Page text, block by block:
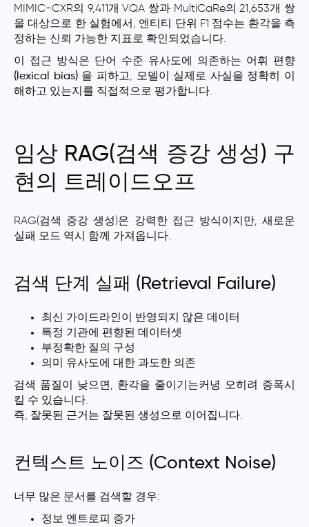
MIMIC-CXR의 9,411개 VQA 쌍과 MultiCaRe의 21,653개 쌍
을 대상으로 한 실험에서, 엔티티 단위 F1 점수는 환각을 측
정하는 신뢰 가능한 지표로 확인되었습니다.
이 접근 방식은 단어 수준 유사도에 의존하는 어휘 편향
(lexical bias)을 피하고, 모델이 실제로 사실을 정확히 이
해하고 있는지를 직접적으로 평가합니다.
임상 RAG(검색 증강 생성) 구
현의 트레이드오프
RAG(검색 증강 생성)은 강력한 접근 방식이지만, 새로운
실패 모드 역시 함께 가져옵니다.
검색 단계 실패 (Retrieval Failure)
최신 가이드라인이 반영되지 않은 데이터
특정 기관에 편향된 데이터셋
부정확한 질의 구성
의미 유사도에 대한 과도한 의존
검색 품질이 낮으면, 환각을 줄이기는커녕 오히려 증폭시
킬 수 있습니다.
즉, 잘못된 근거는 잘못된 생성으로 이어집니다.
컨텍스트 노이즈 (Context Noise)
너무 많은 문서를 검색할 경우:
정보 엔트로피 증가